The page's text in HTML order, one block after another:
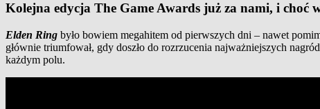
Kolejna edycja The Game Awards już za nami, i choć
Elden Ring było bowiem megahitem od pierwszych dni – nawet
głównie triumfował, gdy doszło do rozrzucenia najważniejszych
każdym polu.